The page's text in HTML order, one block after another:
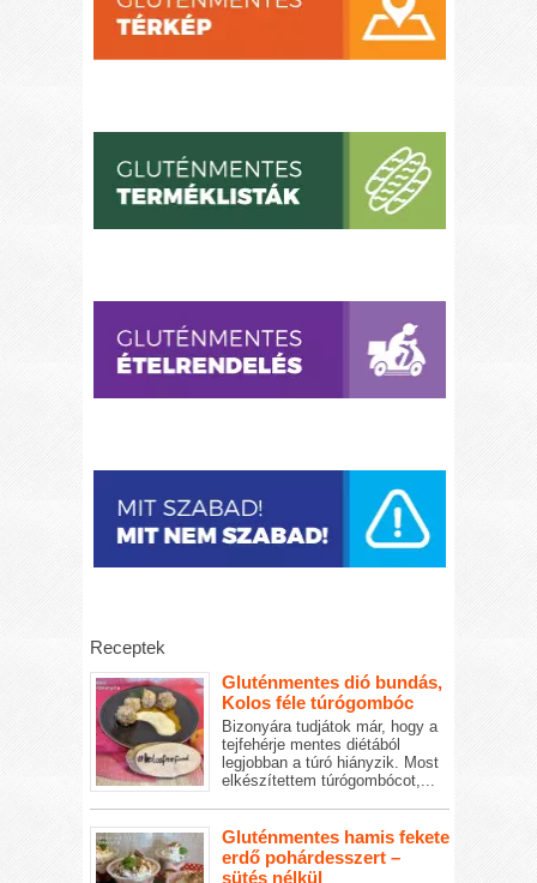
Receptek
Gluténmentes dió bundás,
Kolos féle túrógombóc
Bizonyára tudjátok már, hogy a
tejfehérje mentes diétából
legjobban a túró hiányzik. Most
elkészítettem túrógombócot,...
Gluténmentes hamis fekete
erdő pohárdesszert –
sütés nélkül